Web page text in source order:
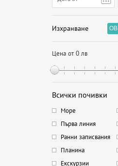
Изхранване OB
Цена от 0 лв
Всички почивки
Море
Първа линия
Ранни записвания
Планина
Екскурзии